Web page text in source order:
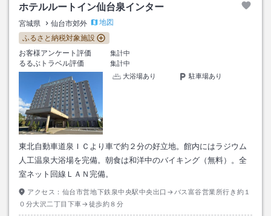
ホテルルートイン仙台泉インター
宮城県 仙台市郊外
地図
ふるさと納税対象施設
お客様アンケート評価
集計中
るるぶトラベル評価
集計中
大浴場あり
駐車場あり
東北自動車道泉ＩＣより車で約２分の好立地。館内にはラジウム
人工温泉大浴場を完備。朝食は和洋中のバイキング（無料）。全
室ネット回線ＬＡＮ完備。
アクセス： 仙台市営地下鉄泉中央駅中央出口→バス富谷営業所行き約１
０分大沢二丁目下車→徒歩約８分